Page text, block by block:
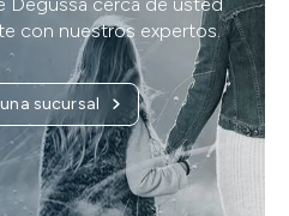
Degussa cerca de usted
con nuestros expertos.
sucursal